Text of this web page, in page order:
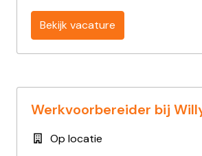
Bekijk vacature
Werkvoorbereider bij
Op locatie